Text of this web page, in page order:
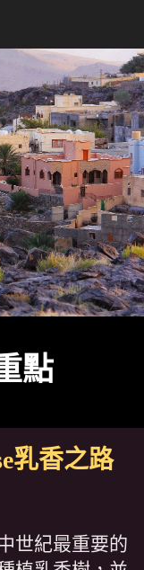
點
乳香之路
世紀最重要的